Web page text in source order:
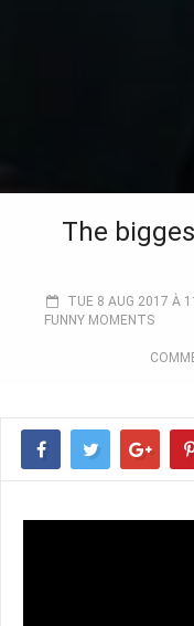
The
TUE 8 AUG 2017 À
FUNNY MOMENTS